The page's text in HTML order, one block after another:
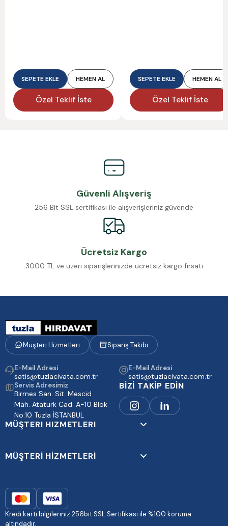
SEPETE EKLE HEMEN AL
Özel Teklif İste
SEPETE EKLE HEMEN AL
Özel Teklif İste
Güvenli Alışveriş
256 Bit SSL sertifikası ile alışverişleriniz güvende
Ücretsiz Kargo
3000 TL ve üzeri siparişlerinizde ücretsiz kargo fırsatı
Müşteri Hizmetleri Sipariş Takibi
E-Mail Adresi
satis@tuzlacivata.com.tr
E-Mail Adresi
satis@tuzlacivata.com.tr
Servis Adresimiz
Birmes San. Sit. Mescid
Mah. Ataturk Cad. A-10 Blok
No:10 Tuzla İSTANBUL
BİZİ TAKİP EDİN
MÜŞTERI HIZMETLERI
MÜŞTERİ HİZMETLERİ
Kredi kartı bilgileriniz 256bit SSL Sertifikası ile %100 koruma
altındadır.